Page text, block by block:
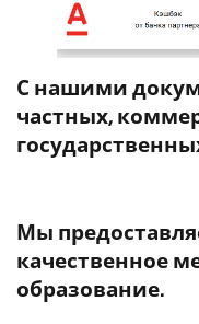
С нашими
частных,
Мы
качественное
образование.